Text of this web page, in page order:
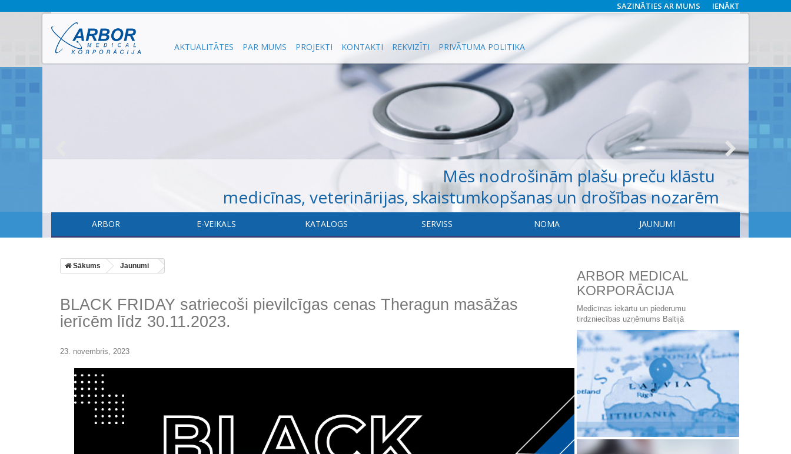
IENĀKT
SAZINĀTIES AR MUMS
AKTUALITĀTES PAR MUMS PROJEKTI KONTAKTI REKVIZĪTI PRIVĀTUMA POLITIKA
Mēs nodrošinām plašupreču klāstu
medicīnas, veterinārijas, skaistumkopšanas un drošības nozarēm
ARBOR E-VEIKALS KATALOGS ​SERVISS NOMA JAUNUMI
Sākums Jaunumi
BLACK FRIDAY satriecoši pievilcīgas cenas Theragun masāžas
ierīcēm līdz 30.11.2023.
23. novembris, 2023
ARBOR MEDICAL
KORPORĀCIJA
Medicīnas iekārtu un piederumu
tirdzniecības uzņēmums Baltijā